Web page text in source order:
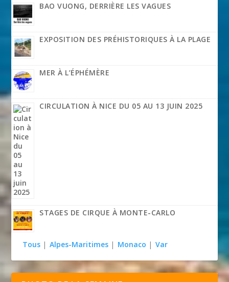
BAO VUONG, DERRIÈRE LES VAGUES
EXPOSITION DES PRÉHISTORIQUES À LA PLAGE
MER À L’ÉPHÉMÈRE
CIRCULATION À NICE DU 05 AU 13 JUIN 2025
STAGES DE CIRQUE À MONTE-CARLO
Tous | Alpes-Maritimes | Monaco | Var